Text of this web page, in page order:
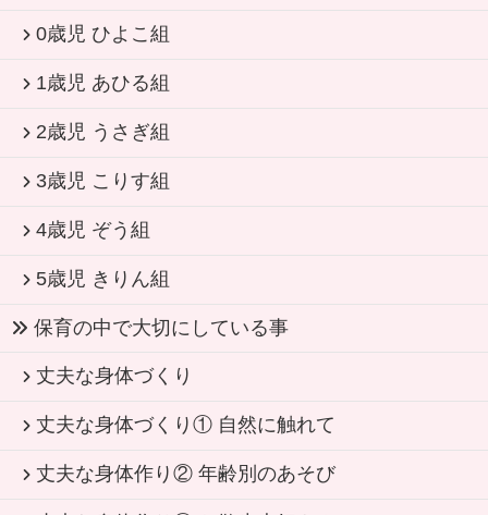
0歳児 ひよこ組
1歳児 あひる組
2歳児 うさぎ組
3歳児 こりす組
4歳児 ぞう組
5歳児 きりん組
保育の中で大切にしている事
丈夫な身体づくり
丈夫な身体づくり① 自然に触れて
丈夫な身体作り② 年齢別のあそび